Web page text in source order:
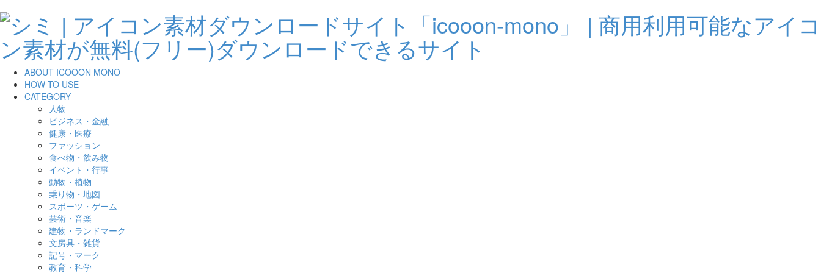
ABOUT ICOOON MONO
HOW TO USE
CATEGORY
人物
ビジネス・金融
健康・医療
ファッション
食べ物・飲み物
イベント・行事
動物・植物
乗り物・地図
スポーツ・ゲーム
芸術・音楽
建物・ランドマーク
文房具・雑貨
記号・マーク
教育・科学